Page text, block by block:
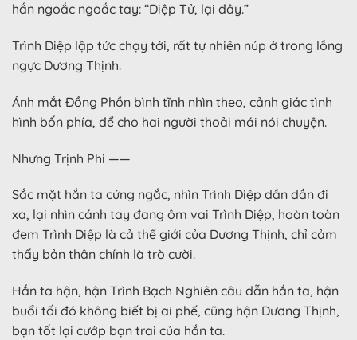
hắn ngoắc ngoắc tay: “Diệp Tử, lại đây.”
Trình Diệp lập tức chạy tới, rất tự nhiên núp ở trong lồng
ngực Dương Thịnh.
Ánh mắt Đồng Phồn bình tĩnh nhìn theo, cảnh giác tình
hình bốn phía, để cho hai người thoải mái nói chuyện.
Nhưng Trịnh Phi ——
Sắc mặt hắn ta cứng ngắc, nhìn Trình Diệp dần dần đi
xa, lại nhìn cánh tay đang ôm vai Trình Diệp, hoàn toàn
đem Trình Diệp là cả thế giới của Dương Thịnh, chỉ cảm
thấy bản thân chính là trò cười.
Hắn ta hận, hận Trình Bạch Nghiên câu dẫn hắn ta, hận
buổi tối đó không biết bị ai phế, cũng hận Dương Thịnh,
bạn tốt lại cướp bạn trai của hắn ta.